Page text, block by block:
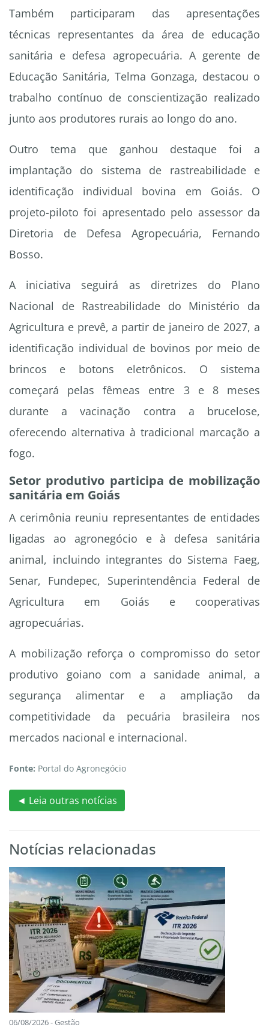
Também participaram das apresentações
técnicas representantes da área de educação
sanitária e defesa agropecuária. A gerente de
Educação Sanitária, Telma Gonzaga, destacou o
trabalho contínuo de conscientização realizado
junto aos produtores rurais ao longo do ano.
Outro tema que ganhou destaque foi a
implantação do sistema de rastreabilidade e
identificação individual bovina em Goiás. O
projeto-piloto foi apresentado pelo assessor da
Diretoria de Defesa Agropecuária, Fernando
Bosso.
A iniciativa seguirá as diretrizes do Plano
Nacional de Rastreabilidade do Ministério da
Agricultura e prevê, a partir de janeiro de 2027, a
identificação individual de bovinos por meio de
brincos e botons eletrônicos. O sistema
começará pelas fêmeas entre 3 e 8 meses
durante a vacinação contra a brucelose,
oferecendo alternativa à tradicional marcação a
fogo.
Setor produtivo participa de mobilização
sanitária em Goiás
A cerimônia reuniu representantes de entidades
ligadas ao agronegócio e à defesa sanitária
animal, incluindo integrantes do Sistema Faeg,
Senar, Fundepec, Superintendência Federal de
Agricultura em Goiás e cooperativas
agropecuárias.
A mobilização reforça o compromisso do setor
produtivo goiano com a sanidade animal, a
segurança alimentar e a ampliação da
competitividade da pecuária brasileira nos
mercados nacional e internacional.
Fonte: Portal do Agronegócio
◄ Leia outras notícias
Notícias relacionadas
06/08/2026 - Gestão